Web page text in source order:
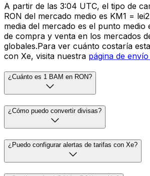
A partir de las 3:04 UTC, el tipo de
RON del mercado medio es KM1 =
media del mercado es el punto medio
de compra y venta en los mercados
globales.Para ver cuánto costaría
con Xe, visita nuestra página de
¿Cuánto es 1 BAM en RON?
¿Cómo puedo convertir divisas?
¿Puedo configurar alertas de tarifas con Xe?